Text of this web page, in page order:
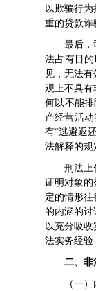
以欺骗行
重的贷款诈
最后，
法占有目
见，无法
观上不具有
何以不能
产经营活
有“逃避返
法解释的规
刑法上
证明对象的
定的情形
的内涵的
以充分吸
法实务经验
二、非
（一